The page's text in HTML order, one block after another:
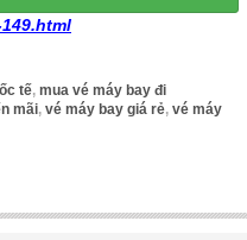
tế, mua vé máy bay đi
mãi, vé máy bay giá rẻ, vé máy